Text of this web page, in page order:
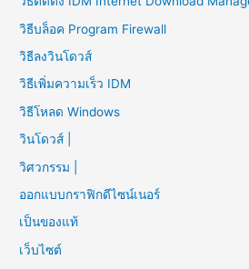
วิธีบล็อค Program Firewall
วิธีลงวินโดวส์
วิธีเพิ่มความเร็ว IDM
วิธีโหลด Windows
วินโดวส์ |
วิศวกรรม |
ออกแบบกราฟิกดีไซน์เนอร์
เป็นของแท้
เว็บไซต์